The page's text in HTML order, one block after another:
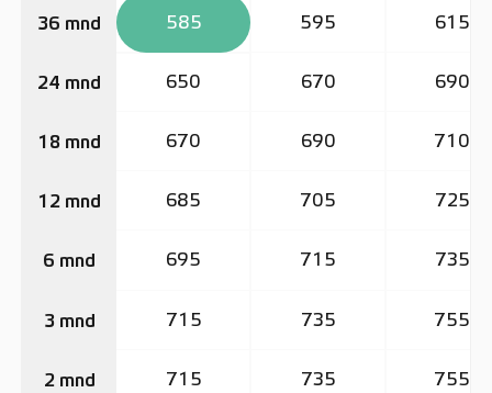
36 mnd
24 mnd
18 mnd
12 mnd
6 mnd
3 mnd
2 mnd
585 595 615
650 670 690
670 690 710
685 705 725
695 715 735
715 735 755
715 735 755